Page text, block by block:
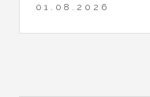
01.08.2026